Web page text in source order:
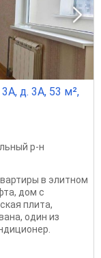
д. 3А, 53 м²,
р-н
в элитном
дом с
плита,
один из